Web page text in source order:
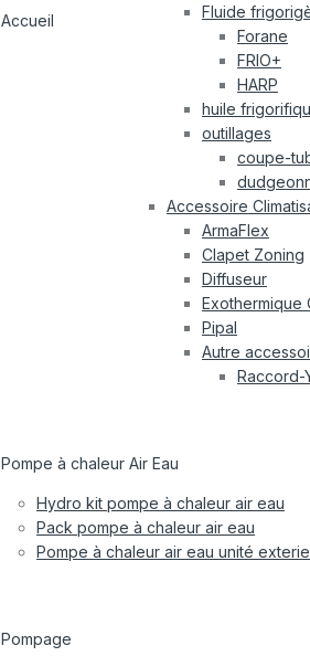
Accueil
Fluide
Forane
FRIO+
HARP
huile
outillages
coupe-
Accessoire
ArmaFlex
Clapet Zoning
Diffuseur
Exothermique
Pipal
Autre
Raccord-
Pompe à chaleur Air Eau
Hydro kit pompe à chaleur air eau
Pack pompe à chaleur air eau
Pompe à chaleur air eau unité
Pompage